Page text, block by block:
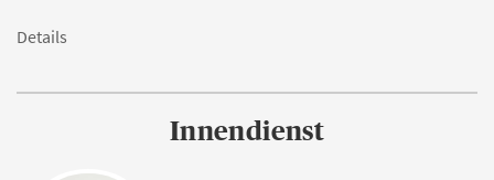
Details
Innendienst